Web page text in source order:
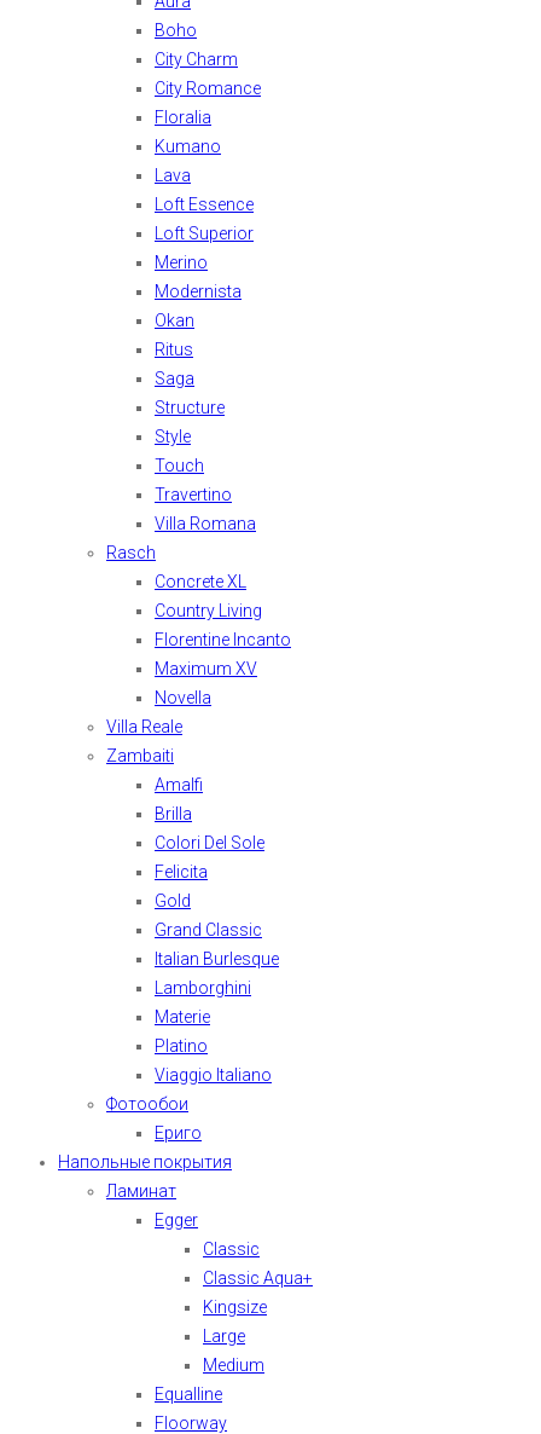
Boho
City Charm
City Romance
Floralia
Kumano
Lava
Loft Essence
Loft Superior
Merino
Modernista
Okan
Ritus
Saga
Structure
Style
Touch
Travertino
Villa Romana
Rasch
Concrete XL
Country Living
Florentine Incanto
Maximum XV
Novella
Villa Reale
Zambaiti
Amalfi
Brilla
Colori Del Sole
Felicita
Gold
Grand Classic
Italian Burlesque
Lamborghini
Materie
Platino
Viaggio Italiano
Фотообои
Ериго
Напольные покрытия
Ламинат
Egger
Classic
Classic Aqua+
Kingsize
Large
Medium
Equalline
Floorway